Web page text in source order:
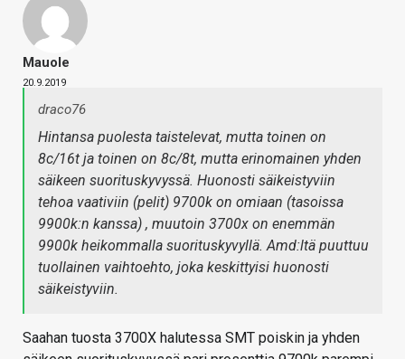
Mauole
20.9.2019
draco76
Hintansa puolesta taistelevat, mutta toinen on
8c/16t ja toinen on 8c/8t, mutta erinomainen yhden
säikeen suorituskyvyssä. Huonosti säikeistyviin
tehoa vaativiin (pelit) 9700k on omiaan (tasoissa
9900k:n kanssa) , muutoin 3700x on enemmän
9900k heikommalla suorituskyvyllä. Amd:ltä puuttuu
tuollainen vaihtoehto, joka keskittyisi huonosti
säikeistyviin.
Saahan tuosta 3700X halutessa SMT poiskin ja yhden